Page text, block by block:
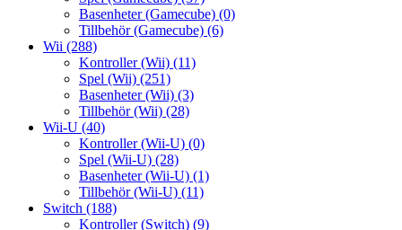
Basenheter (Gamecube) (0)
Tillbehör (Gamecube) (6)
Wii (288)
Kontroller (Wii) (11)
Spel (Wii) (251)
Basenheter (Wii) (3)
Tillbehör (Wii) (28)
Wii-U (40)
Kontroller (Wii-U) (0)
Spel (Wii-U) (28)
Basenheter (Wii-U) (1)
Tillbehör (Wii-U) (11)
Switch (188)
Kontroller (Switch) (9)